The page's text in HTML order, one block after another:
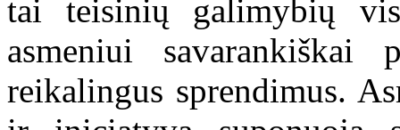
tai teisinių galimybių
asmeniui
reikalingus sprendimus.